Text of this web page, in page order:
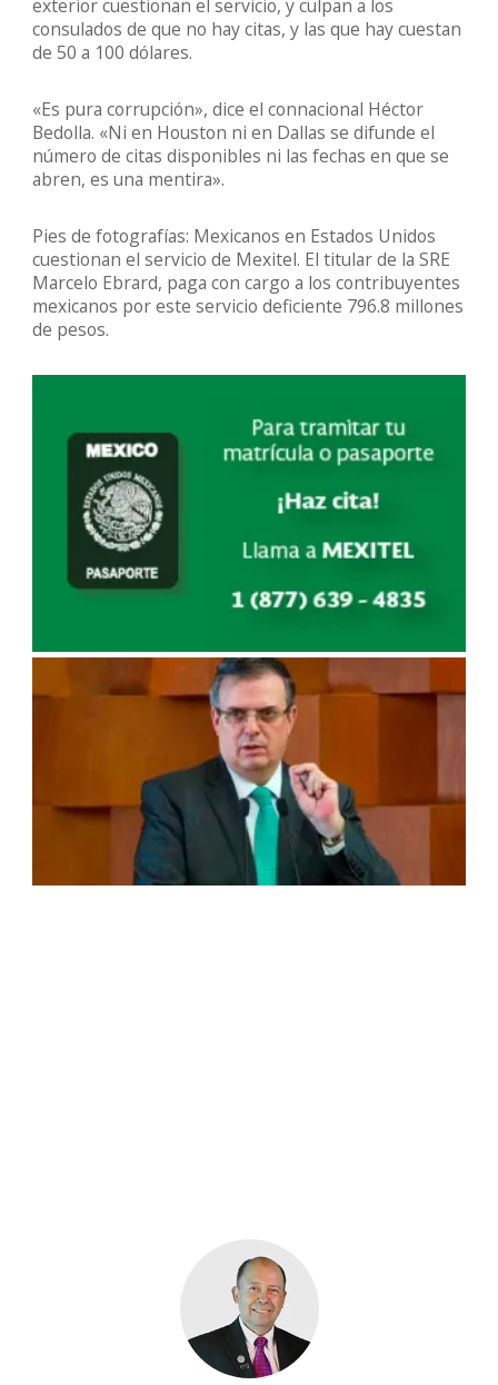
exterior cuestionan el servicio, y culpan a los
consulados de que no hay citas, y las que hay cuestan
de 50 a 100 dólares.
«Es pura corrupción», dice el connacional Héctor
Bedolla. «Ni en Houston ni en Dallas se difunde el
número de citas disponibles ni las fechas en que se
abren, es una mentira».
Pies de fotografías: Mexicanos en Estados Unidos
cuestionan el servicio de Mexitel. El titular de la SRE
Marcelo Ebrard, paga con cargo a los contribuyentes
mexicanos por este servicio deficiente 796.8 millones
de pesos.